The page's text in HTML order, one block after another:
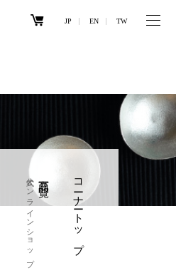
JP EN TW
コーナートップ
公式オンラインショップ